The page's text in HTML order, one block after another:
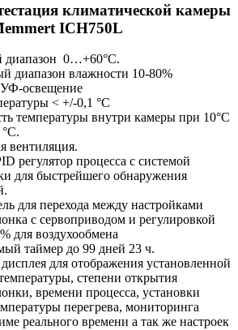
климатической камеры
ICH750L
диапазон 0…+60°С.
диапазон влажности 10-80%
освещение
< +/-0,1 °C
температуры внутри камеры при 10°C
вентиляция.
регулятор процесса с системой
для быстрейшего обнаружения
для перехода между настройками
с сервоприводом и регулировкой
для воздухообмена
таймер до 99 дней 23 ч.
для отображения установленной
степени открытия
времени процесса, установки
перегрева, мониторинга
реального времени а так же настроек